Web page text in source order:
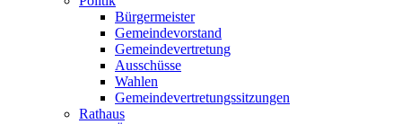
Bürgermeister
Gemeindevorstand
Gemeindevertretung
Ausschüsse
Wahlen
Gemeindevertretungssitzungen
Rathaus